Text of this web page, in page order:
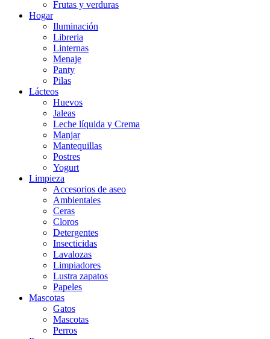
Frutas y verduras
Hogar
Iluminación
Libreria
Linternas
Menaje
Panty
Pilas
Lácteos
Huevos
Jaleas
Leche líquida y Crema
Manjar
Mantequillas
Postres
Yogurt
Limpieza
Accesorios de aseo
Ambientales
Ceras
Cloros
Detergentes
Insecticidas
Lavalozas
Limpiadores
Lustra zapatos
Papeles
Mascotas
Gatos
Mascotas
Perros